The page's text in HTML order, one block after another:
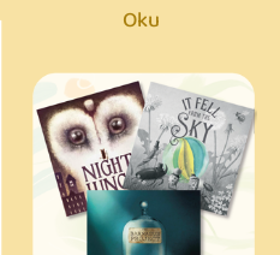
Oku